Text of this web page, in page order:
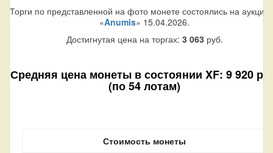
Торги по представленной на фото монете состоялись на
«Anumis» 15.04.2026.
Достигнутая цена на торгах: 3 063 руб.
Средняя цена монеты в состоянии XF: 9 920
(по 54 лотам)
Стоимость монеты